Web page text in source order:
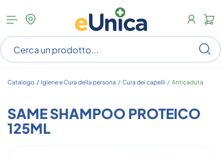
Apri
menu
categorie
Catalogo / Igiene e Cura della persona / Cura dei capelli / Anticaduta
SAME SHAMPOO PROTEICO
125ML